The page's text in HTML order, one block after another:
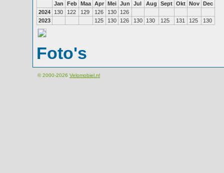
Jan Feb Maa Apr Mei Jun Jul Aug Sept Okt Nov Dec
2024
130 122 129 126 130
126
2023
125 130 126 130 130 125 131 125 130
Foto's
© 2000-2026 Velomobiel.nl